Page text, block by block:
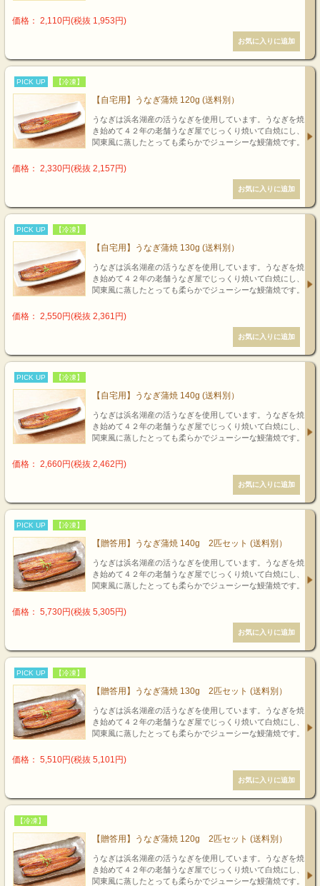
価格： 2,110円(税抜 1,953円)
PICK UP 【冷凍】
【自宅用】うなぎ蒲焼 120g (送料別）
うなぎは浜名湖産の活うなぎを使用しています。うなぎを焼
き始めて４２年の老舗うなぎ屋でじっくり焼いて白焼にし、
関東風に蒸したとっても柔らかでジューシーな鰻蒲焼です。
価格： 2,330円(税抜 2,157円)
PICK UP 【冷凍】
【自宅用】うなぎ蒲焼 130g (送料別）
うなぎは浜名湖産の活うなぎを使用しています。うなぎを焼
き始めて４２年の老舗うなぎ屋でじっくり焼いて白焼にし、
関東風に蒸したとっても柔らかでジューシーな鰻蒲焼です。
価格： 2,550円(税抜 2,361円)
PICK UP 【冷凍】
【自宅用】うなぎ蒲焼 140g (送料別）
うなぎは浜名湖産の活うなぎを使用しています。うなぎを焼
き始めて４２年の老舗うなぎ屋でじっくり焼いて白焼にし、
関東風に蒸したとっても柔らかでジューシーな鰻蒲焼です。
価格： 2,660円(税抜 2,462円)
PICK UP 【冷凍】
【贈答用】うなぎ蒲焼 140g 2匹セット (送料別）
うなぎは浜名湖産の活うなぎを使用しています。うなぎを焼
き始めて４２年の老舗うなぎ屋でじっくり焼いて白焼にし、
関東風に蒸したとっても柔らかでジューシーな鰻蒲焼です。
価格： 5,730円(税抜 5,305円)
PICK UP 【冷凍】
【贈答用】うなぎ蒲焼 130g 2匹セット (送料別）
うなぎは浜名湖産の活うなぎを使用しています。うなぎを焼
き始めて４２年の老舗うなぎ屋でじっくり焼いて白焼にし、
関東風に蒸したとっても柔らかでジューシーな鰻蒲焼です。
価格： 5,510円(税抜 5,101円)
【冷凍】
【贈答用】うなぎ蒲焼 120g 2匹セット (送料別）
うなぎは浜名湖産の活うなぎを使用しています。うなぎを焼
き始めて４２年の老舗うなぎ屋でじっくり焼いて白焼にし、
関東風に蒸したとっても柔らかでジューシーな鰻蒲焼です。